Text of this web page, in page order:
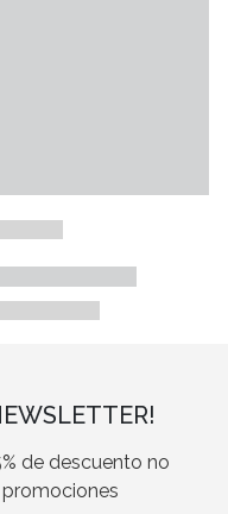
de descuento no